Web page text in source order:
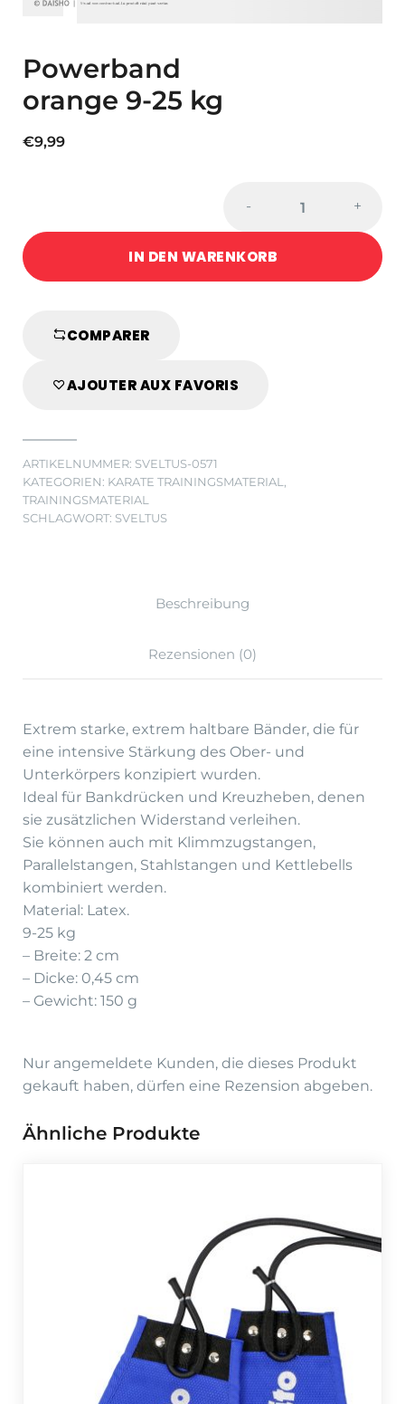
Powerband
orange 9-25 kg
€9,99
25
kg
- +
IN DEN WARENKORB
COMPARER
AJOUTER AUX FAVORIS
ARTIKELNUMMER: SVELTUS-0571
KATEGORIEN: KARATE TRAININGSMATERIAL,
TRAININGSMATERIAL
SCHLAGWORT: SVELTUS
Beschreibung
Rezensionen (0)
Extrem starke, extrem haltbare Bänder, die für
eine intensive Stärkung des Ober- und
Unterkörpers konzipiert wurden.
Ideal für Bankdrücken und Kreuzheben, denen
sie zusätzlichen Widerstand verleihen.
Sie können auch mit Klimmzugstangen,
Parallelstangen, Stahlstangen und Kettlebells
kombiniert werden.
Material: Latex.
9-25 kg
– Breite: 2 cm
– Dicke: 0,45 cm
– Gewicht: 150 g
Nur angemeldete Kunden, die dieses Produkt
gekauft haben, dürfen eine Rezension abgeben.
Ähnliche Produkte